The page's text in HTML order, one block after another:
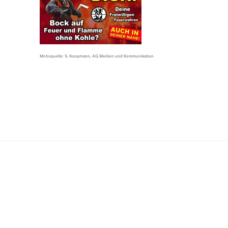
Motivquelle: S. Koopmann, AG Medien und Kommunikation